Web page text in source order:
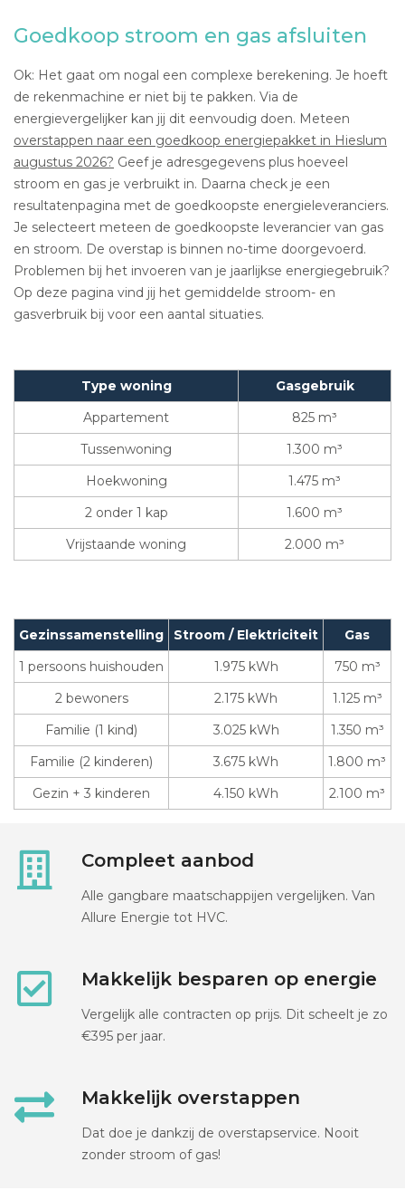
Goedkoop stroom en gas afsluiten
Ok: Het gaat om nogal een complexe berekening. Je hoeft
de rekenmachine er niet bij te pakken. Via de
energievergelijker kan jij dit eenvoudig doen. Meteen
overstappen naar een goedkoop energiepakket in Hieslum
augustus 2026? Geef je adresgegevens plus hoeveel
stroom en gas je verbruikt in. Daarna check je een
resultatenpagina met de goedkoopste energieleveranciers.
Je selecteert meteen de goedkoopste leverancier van gas
en stroom. De overstap is binnen no-time doorgevoerd.
Problemen bij het invoeren van je jaarlijkse energiegebruik?
Op deze pagina vind jij het gemiddelde stroom- en
gasverbruik bij voor een aantal situaties.
Type woning
Gasgebruik
Appartement
825 m³
Tussenwoning
1.300 m³
Hoekwoning
1.475 m³
2 onder 1 kap
1.600 m³
Vrijstaande woning
2.000 m³
Gezinssamenstelling Stroom / Elektriciteit
Gas
1 persoons huishouden
1.975 kWh
750 m³
2 bewoners
2.175 kWh
1.125 m³
Familie (1 kind)
3.025 kWh
1.350 m³
Familie (2 kinderen)
3.675 kWh
1.800 m³
Gezin + 3 kinderen
4.150 kWh 2.100 m³
Compleet aanbod
Alle gangbare maatschappijen vergelijken. Van
Allure Energie tot HVC.
Makkelijk besparen op energie
Vergelijk alle contracten op prijs. Dit scheelt je zo
€395 per jaar.
Makkelijk overstappen
Dat doe je dankzij de overstapservice. Nooit
zonder stroom of gas!